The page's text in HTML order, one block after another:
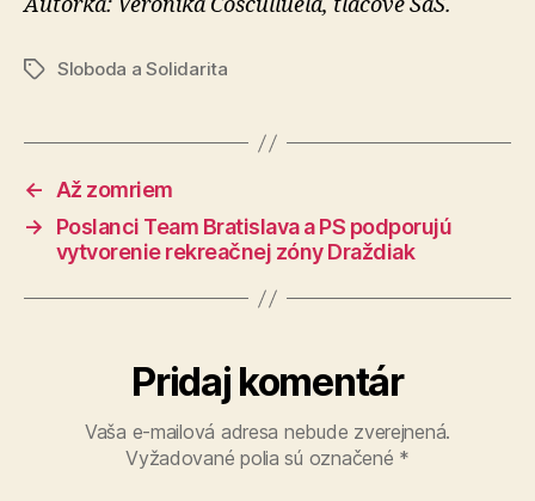
ZnačkySloboda a Solidarita
←
Až zomriem
→
Poslanci Team Bratislava a PS podporujú
vytvorenie rekreačnej zóny Draždiak
Pridaj komentár
Vaša e-mailová adresa nebude zverejnená.
Vyžadované polia sú označené *